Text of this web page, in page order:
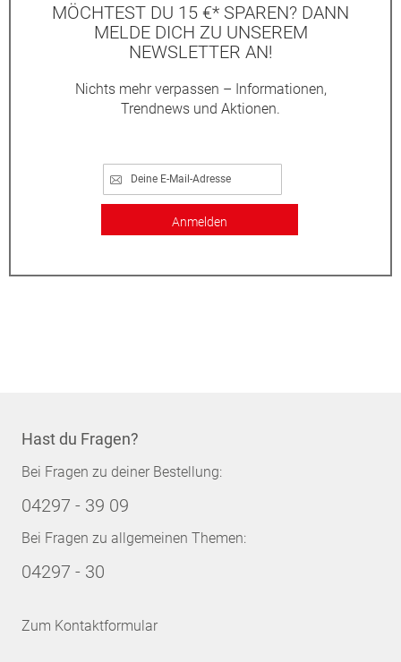
MÖCHTEST DU 15 €* SPAREN? DANN
MELDE DICH ZU UNSEREM
NEWSLETTER AN!
Nichts mehr verpassen – Informationen,
Trendnews und Aktionen.
Anmelden
Hast du Fragen?
Bei Fragen zu deiner Bestellung:
04297 - 39 09
Bei Fragen zu allgemeinen Themen:
04297 - 30
Zum Kontaktformular